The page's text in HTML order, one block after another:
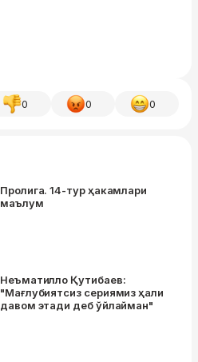
0 0 0
Пролига. 14-тур ҳакамлари
маълум
Неъматилло Қутибаев:
"Мағлубиятсиз сериямиз ҳали
давом этади деб ўйлайман"